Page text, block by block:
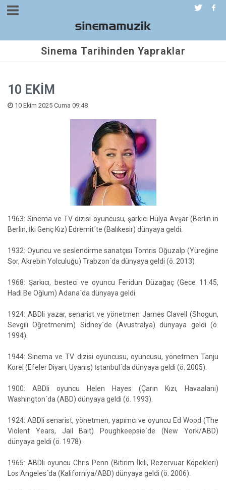
Sinema Tarihinden Yapraklar
10 EKİM
10 Ekim 2025 Cuma 09:48
1963: Sinema ve TV dizisi oyuncusu, şarkıcı Hülya Avşar (Berlin in
Berlin, İki Genç Kız) Edremit´te (Balıkesir) dünyaya geldi.
1932: Oyuncu ve seslendirme sanatçısı Tomris Oğuzalp (Yüreğine
Sor, Akrebin Yolculuğu) Trabzon´da dünyaya geldi (ö. 2013)
1968: Şarkıcı, besteci ve oyuncu Feridun Düzağaç (Gece 11:45,
Hadi Be Oğlum) Adana´da dünyaya geldi.
1924: ABDli yazar, senarist ve yönetmen James Clavell (Shogun,
Sevgili Öğretmenim) Sidney´de (Avustralya) dünyaya geldi (ö.
1994).
1944: Sinema ve TV dizisi oyuncusu, oyuncusu, yönetmen Tanju
Korel (Efeler Diyarı, Uyanış) İstanbul´da dünyaya geldi (ö. 2005).
1900: ABDli oyuncu Helen Hayes (Çarın Kızı, Havaalanı)
Washington´da (ABD) dünyaya geldi (ö. 1993).
1924: ABDli senarist, yönetmen, yapımcı ve oyuncu Ed Wood (The
Violent Years, Jail Bait) Poughkeepsie´de (New York/ABD)
dünyaya geldi (ö. 1978).
1965: ABDli oyuncu Chris Penn (Bitirim İkili, Rezervuar Köpekleri)
Los Angeles´da (Kaliforniya/ABD) dünyaya geldi (ö. 2006).